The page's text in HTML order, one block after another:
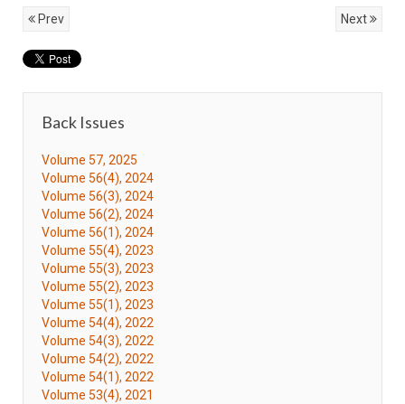
Prev Next
Back Issues
Volume 57, 2025
Volume 56(4), 2024
Volume 56(3), 2024
Volume 56(2), 2024
Volume 56(1), 2024
Volume 55(4), 2023
Volume 55(3), 2023
Volume 55(2), 2023
Volume 55(1), 2023
Volume 54(4), 2022
Volume 54(3), 2022
Volume 54(2), 2022
Volume 54(1), 2022
Volume 53(4), 2021